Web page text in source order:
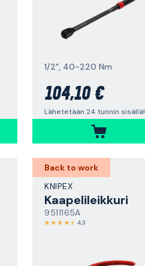
1/2", 40-220 Nm
104,10 €
Lähetetään 24 tunnin sisällä!
Back to work
KNIPEX
Kaapelileikkuri
9511165A
4,3